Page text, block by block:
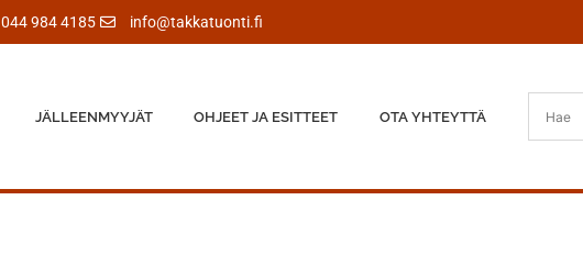
044 984 4185 info@takkatuonti.fi
JÄLLEENMYYJÄT OHJEET JA ESITTEET OTA YHTEYTTÄ